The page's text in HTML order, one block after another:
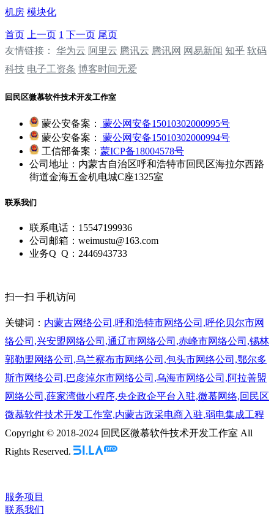
机房 模块化
首页 上一页 1 下一页 尾页
友情链接：
华为云 阿里云 腾讯云 ‌‌腾讯网 ‌‌网易新闻 ‌‌知乎 软码
科技 电子工资条 博客时间无爱
回民区微慕软件技术开发工作室
蒙公安备案：
蒙公网安备15010302000995号
蒙公安备案：
蒙公网安备15010302000994号
工信部备案： 蒙ICP备18004578号
公司地址：内蒙古自治区呼和浩特市回民区海拉尔西路
街道金海五金机电城C座1325室
联系我们
联系电话：15547199936
公司邮箱：weimustu@163.com
业务Q Q：2446943733
扫一扫 手机访问
关键词： 内蒙古网络公司,呼和浩特市网络公司,呼伦贝尔市网
络公司,兴安盟网络公司,通辽市网络公司,赤峰市网络公司,锡林
郭勒盟网络公司,乌兰察布市网络公司,包头市网络公司,鄂尔多
斯市网络公司,巴彦淖尔市网络公司,乌海市网络公司,阿拉善盟
网络公司,薛家湾做小程序,央企政企平台入驻,微慕网络,回民区
微慕软件技术开发工作室,内蒙古政采电商入驻,弱电集成工程
Copyright © 2018-2024 回民区微慕软件技术开发工作室 All
Rights Reserved.
服务项目
联系我们